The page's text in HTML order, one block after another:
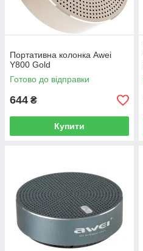
Портативна колонка Awei
Y800 Gold
Готово до відправки
644 ₴
Купити